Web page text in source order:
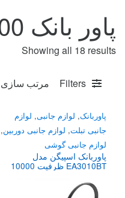
پاور بانک 10000
Showing all 18 results
Sorted
price:
high
low
Filters
پاوربانک, لوازم جانبی, لوازم
جانبی تبلت, لوازم جانبی دوربین,
لوازم جانبی گوشی
پاوربانک اسپیگن مدل
EA3010BT ظرفیت 10000